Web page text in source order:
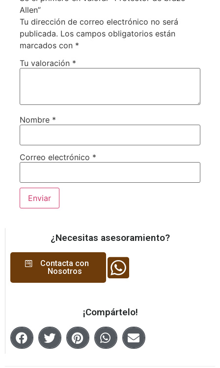
Allen”
Tu dirección de correo electrónico no será
publicada. Los campos obligatorios están
marcados con *
Tu valoración *
Nombre *
Correo electrónico *
¿Necesitas asesoramiento?
Contacta con
Nosotros
¡Compártelo!